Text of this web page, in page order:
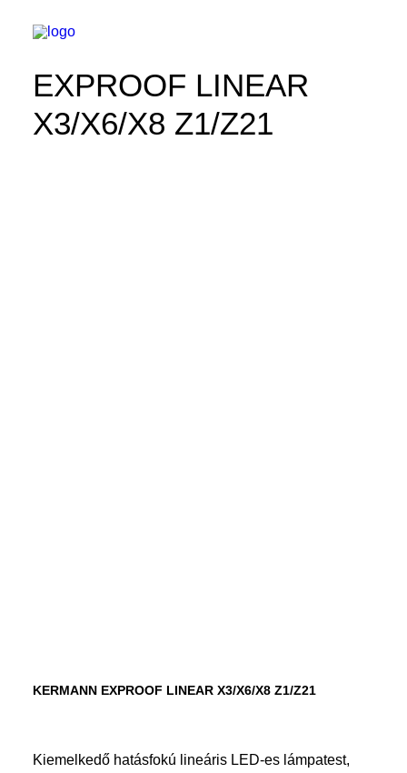
EXPROOF LINEAR
X3/X6/X8 Z1/Z21
KERMANN EXPROOF LINEAR X3/X6/X8 Z1/Z21
Kiemelkedő hatásfokú lineáris LED-es lámpatest,